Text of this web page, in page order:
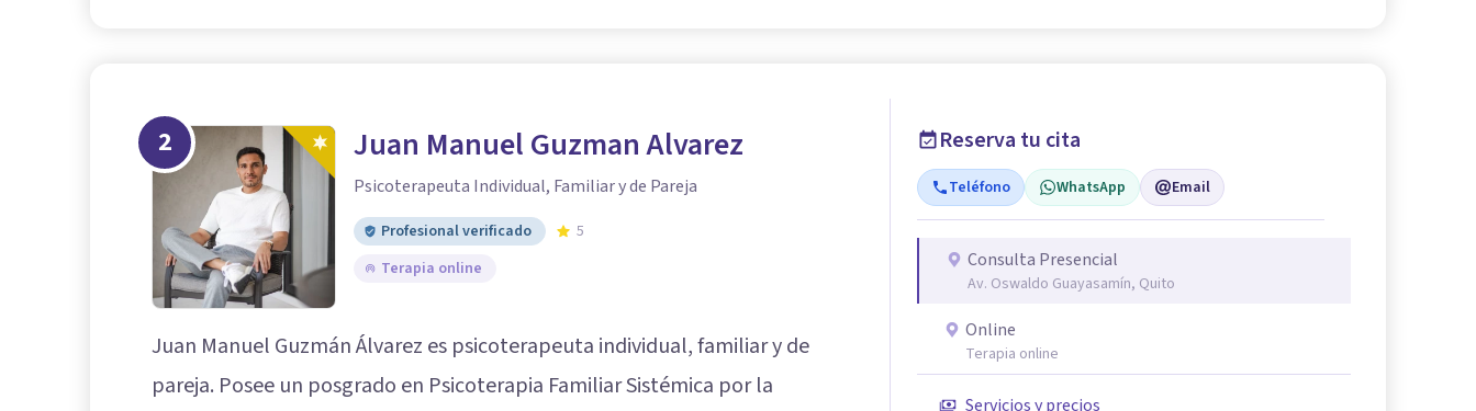
2 Juan Manuel Guzman Alvarez
Psicoterapeuta Individual, Familiar y de Pareja
Profesional verificado
5
Terapia online
Juan Manuel Guzmán Álvarez es psicoterapeuta individual, familiar y de
pareja. Posee un posgrado en Psicoterapia Familiar Sistémica por la
Reserva tu cita
Teléfono WhatsApp Email
Consulta Presencial
Av. Oswaldo Guayasamín, Quito
Online
Terapia online
Servicios y precios